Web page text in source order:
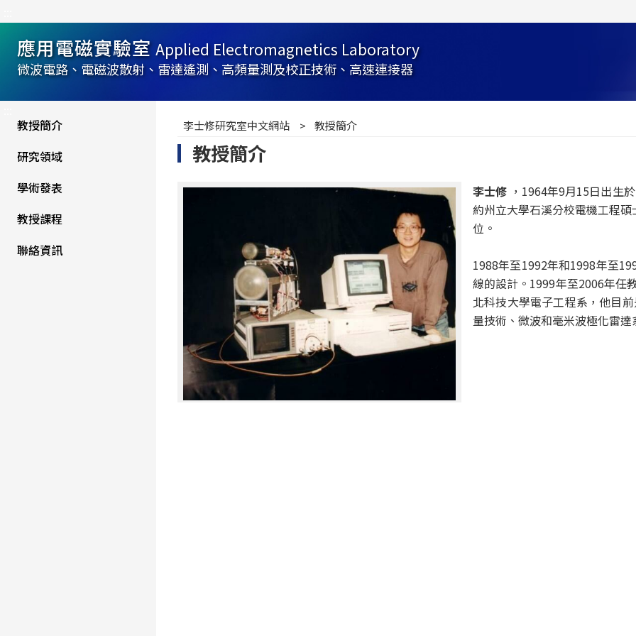
應用電磁實驗室 Applied Electromagnetics Laboratory
微波電路、電磁波散射、雷達遙測、高頻量測及校正技術、高速連接器
教授簡介
研究領域
學術發表
教授課程
聯絡資訊
李士修研究室中文網站 教授簡介
教授簡介
李士修 ，1964年9月15日出生
約州立大學石溪分校電機工程
位。
1988年至1992年和1998年至
線的設計。1999年至2006年任
北科技大學電子工程系，他目
量技術、微波和毫米波極化雷達